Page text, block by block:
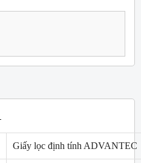
Giấy lọc định tính ADVANTEC